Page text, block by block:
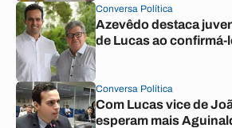
Conversa Política
Azevêdo destaca
de Lucas ao confirmá-
Conversa Política
Com Lucas vice de
esperam mais